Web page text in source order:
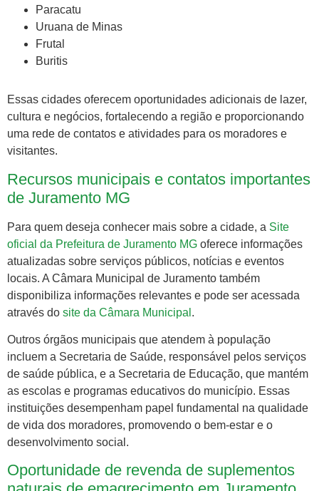
Paracatu
Uruana de Minas
Frutal
Buritis
Essas cidades oferecem oportunidades adicionais de lazer,
cultura e negócios, fortalecendo a região e proporcionando
uma rede de contatos e atividades para os moradores e
visitantes.
Recursos municipais e contatos importantes
de Juramento MG
Para quem deseja conhecer mais sobre a cidade, a Site
oficial da Prefeitura de Juramento MG oferece informações
atualizadas sobre serviços públicos, notícias e eventos
locais. A Câmara Municipal de Juramento também
disponibiliza informações relevantes e pode ser acessada
através do site da Câmara Municipal .
Outros órgãos municipais que atendem à população
incluem a Secretaria de Saúde, responsável pelos serviços
de saúde pública, e a Secretaria de Educação, que mantém
as escolas e programas educativos do município. Essas
instituições desempenham papel fundamental na qualidade
de vida dos moradores, promovendo o bem-estar e o
desenvolvimento social.
Oportunidade de revenda de suplementos